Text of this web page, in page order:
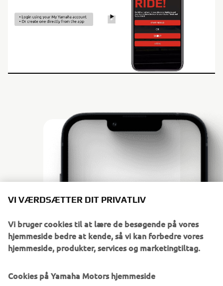
MYRIDE
VI VÆRDSÆTTER DIT PRIVATLIV
Vi bruger cookies til at lære de besøgende på vores
hjemmeside bedre at kende, så vi kan forbedre vores
hjemmeside, produkter, services og marketingtiltag.
Cookies på Yamaha Motors hjemmeside